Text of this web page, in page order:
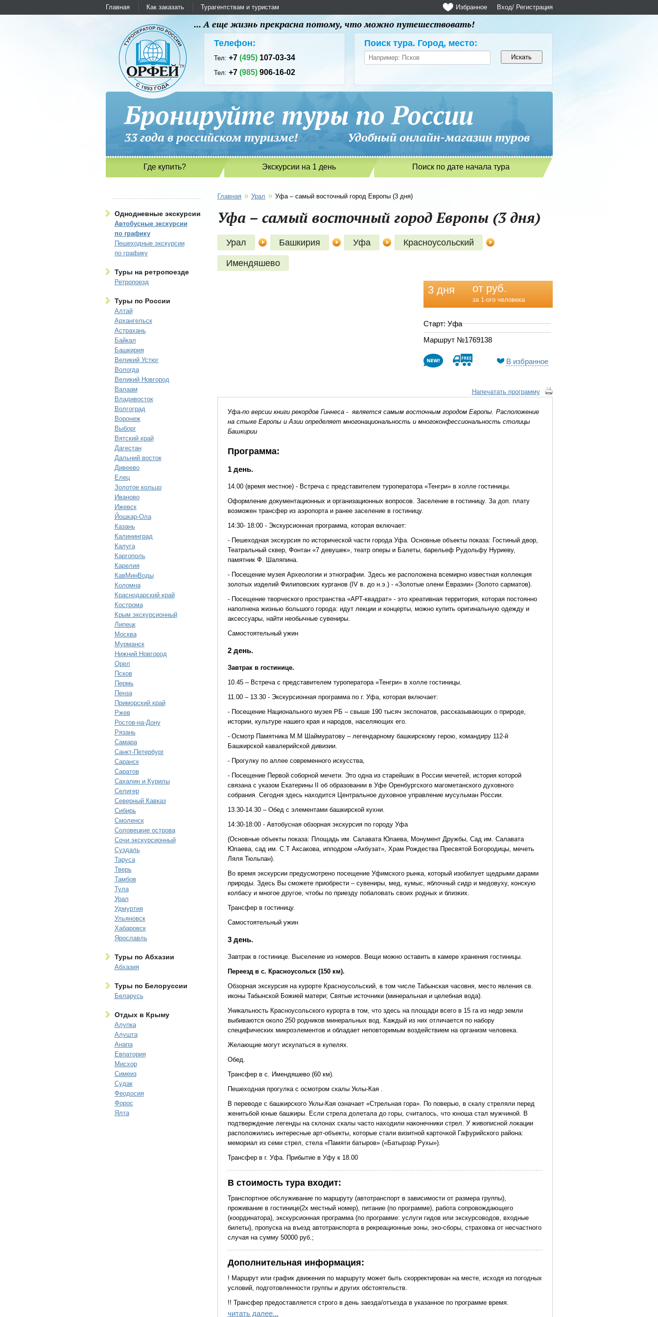
Главная Как заказать Турагентствам и туристам Вход/ Регистрация
Избранное
... А еще жизнь прекрасна потому, что можно путешествовать!
Телефон:
Тел:+7(495) 107-03-34
Тел:+7(985) 906-16-02
Поиск тура. Город, место:
Бронируйте туры по России
33 года в российском туризме! Удобный онлайн-магазин туров
Где купить? Экскурсии на 1 день Поиск по дате начала тура
Однодневные экскурсии
Автобусные экскурсии
по графику
Пешеходные экскурсии
по графику
Туры на ретропоезде
Ретропоезд
Туры по России
Алтай
Архангельск
Астрахань
Байкал
Башкирия
Великий Устюг
Вологда
Великий Новгород
Валаам
Владивосток
Волгоград
Воронеж
Выборг
Вятский край
Дагестан
Дальний восток
Дивеево
Елец
Золотое кольцо
Иваново
Ижевск
Йошкар-Ола
Казань
Калининград
Калуга
Каргополь
Карелия
КавМинВоды
Коломна
Краснодарский край
Кострома
Крым экскурсионный
Липецк
Москва
Мурманск
Нижний Новгород
Орел
Псков
Пермь
Пенза
Приморский край
Ржев
Ростов-на-Дону
Рязань
Самара
Санкт-Петербург
Саранск
Саратов
Сахалин и Курилы
Селигер
Северный Кавказ
Сибирь
Смоленск
Соловецкие острова
Сочи экскурсионный
Суздаль
Таруса
Тверь
Тамбов
Тула
Урал
Удмуртия
Ульяновск
Хабаровск
Ярославль
Туры по Абхазии
Абхазия
Туры по Белоруссии
Беларусь
Отдых в Крыму
Алупка
Алушта
Анапа
Евпатория
Мисхор
Симеиз
Судак
Феодосия
Форос
Ялта
Главная » Урал » Уфа – самый восточный город Европы (3 дня)
Уфа – самый восточный город Европы (3 дня)
Урал Башкирия Уфа Красноусольский
Имендяшево
3 дня от руб.
за 1-ого человека
Старт: Уфа
Маршрут №1769138
В избранное
Напечатать программу
Уфа-по версии книги рекордов Гиннеса - является самым восточным городом Европы. Расположение
на стыке Европы и Азии определяет многонациональность и многоконфессиональность столицы
Башкирии
Программа:
1 день.
14.00 (время местное) - Встреча с представителем туроператора «Тенгри» в холле гостиницы.
Оформление документационных и организационных вопросов. Заселение в гостиницу. За доп. плату
возможен трансфер из аэропорта и ранее заселение в гостиницу.
14:30- 18:00 - Экскурсионная программа, которая включает:
- Пешеходная экскурсия по исторической части города Уфа. Основные объекты показа: Гостиный двор,
Театральный сквер, Фонтан «7 девушек», театр оперы и Балеты, барельеф Рудольфу Нуриеву,
памятник Ф. Шаляпина.
- Посещение музея Археологии и этнографии. Здесь же расположена всемирно известная коллекция
золотых изделий Филиповских курганов (IV в. до н.э.) - «Золотые олени Евразии» (Золото сарматов).
- Посещение творческого пространства «АРТ-квадрат» - это креативная территория, которая постоянно
наполнена жизнью большого города: идут лекции и концерты, можно купить оригинальную одежду и
аксессуары, найти необычные сувениры.
Самостоятельный ужин
2 день.
Завтрак в гостинице.
10.45 – Встреча с представителем туроператора «Тенгри» в холле гостиницы.
11.00 – 13.30 - Экскурсионная программа по г. Уфа, которая включает:
- Посещение Национального музея РБ – свыше 190 тысяч экспонатов, рассказывающих о природе,
истории, культуре нашего края и народов, населяющих его.
- Осмотр Памятника М.М Шаймуратову – легендарному башкирскому герою, командиру 112-й
Башкирской кавалерийской дивизии.
- Прогулку по аллее современного искусства,
- Посещение Первой соборной мечети. Это одна из старейших в России мечетей, история которой
связана с указом Екатерины II об образовании в Уфе Оренбургского магометанского духовного
собрания. Сегодня здесь находится Центральное духовное управление мусульман России.
13.30-14.30 – Обед с элементами башкирской кухни.
14:30-18:00 - Автобусная обзорная экскурсия по городу Уфа
(Основные объекты показа: Площадь им. Салавата Юлаева, Монумент Дружбы, Сад им. Салавата
Юлаева, сад им. С.Т Аксакова, ипподром «Акбузат», Храм Рождества Пресвятой Богородицы, мечеть
Ляля Тюльпан).
Во время экскурсии предусмотрено посещение Уфимского рынка, который изобилует щедрыми дарами
природы. Здесь Вы сможете приобрести – сувениры, мед, кумыс, яблочный сидр и медовуху, конскую
колбасу и многое другое, чтобы по приезду побаловать своих родных и близких.
Трансфер в гостиницу.
Самостоятельный ужин
3 день.
Завтрак в гостинице. Выселение из номеров. Вещи можно оставить в камере хранения гостиницы.
Переезд в с. Красноусольск (150 км).
Обзорная экскурсия на курорте Красноусольский, в том числе Табынская часовня, место явления св.
иконы Табынской Божией матери; Святые источники (минеральная и целебная вода).
Уникальность Красноусольского курорта в том, что здесь на площади всего в 15 га из недр земли
выбиваются около 250 родников минеральных вод. Каждый из них отличается по набору
специфических микроэлементов и обладает неповторимым воздействием на организм человека.
Желающие могут искупаться в купелях.
Обед.
Трансфер в с. Имендяшево (60 км).
Пешеходная прогулка с осмотром скалы Уклы-Кая .
В переводе с башкирского Уклы-Кая означает «Стрельная гора». По поверью, в скалу стреляли перед
женитьбой юные башкиры. Если стрела долетала до горы, считалось, что юноша стал мужчиной. В
подтверждение легенды на склонах скалы часто находили наконечники стрел. У живописной локации
расположились интересные арт-объекты, которые стали визитной карточкой Гафурийского района:
мемориал из семи стрел, стела «Памяти батыров» («Батырзар Рухы»).
Трансфер в г. Уфа. Прибытие в Уфу к 18.00
В стоимость тура входит:
Транспортное обслуживание по маршруту (автотранспорт в зависимости от размера группы),
проживание в гостинице(2х местный номер), питание (по программе), работа сопровождающего
(координатора), экскурсионная программа (по программе: услуги гидов или экскурсоводов, входные
билеты), пропуска на въезд автотранспорта в рекреационные зоны, эко-сборы, страховка от несчастного
случая на сумму 50000 руб.;
Дополнительная информация:
! Маршрут или график движения по маршруту может быть скорректирован на месте, исходя из погодных
условий, подготовленности группы и других обстоятельств.
!! Трансфер предоставляется строго в день заезда/отъезда в указанное по программе время.
читать далее...